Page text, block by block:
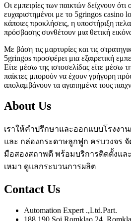
Οι εμπειρίες των παικτών δείχνουν ότι
ευχαριστημένοι με το 5gringos casino
κάποιες προκλήσεις, η υποστήριξη
πρόσβασης συνθέτουν μια θετική
Με βάση τις μαρτυρίες και τις
5gringos προσφέρει μια εξαιρετική
Είτε μέσω της ιστοσελίδας είτε μέσω
παίκτες μπορούν να έχουν γρήγορη
απολαμβάνουν τα αγαπημένα τους
About Us
เราให้คำปรึกษาและออกแบบโรงงา
และ กล่องกระดาษลูกฟูก ครบวงจร
มือสองสถาพดี พร้อมบริการติดตั้งแล
เหมา ดูแลกระบวนการผลิต
Contact Us
Automation Expert .,Ltd.Part.